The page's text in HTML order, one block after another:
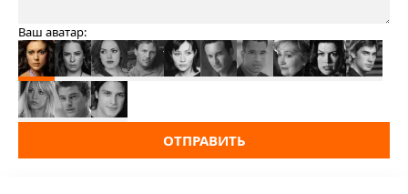
Ваш аватар:
ОТПРАВИТЬ